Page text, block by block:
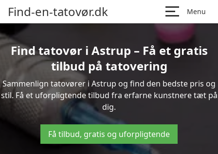
Find-en-tatovør.dk Menu
Find tatovør i Astrup – Få et gratis
tilbud på tatovering
Sammenlign tatovører i Astrup og find den bedste pris og
stil. Få et uforpligtende tilbud fra erfarne kunstnere tæt på
dig.
Få tilbud, gratis og uforpligtende